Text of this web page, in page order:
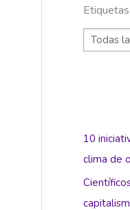
Etiquetas
10
clima de